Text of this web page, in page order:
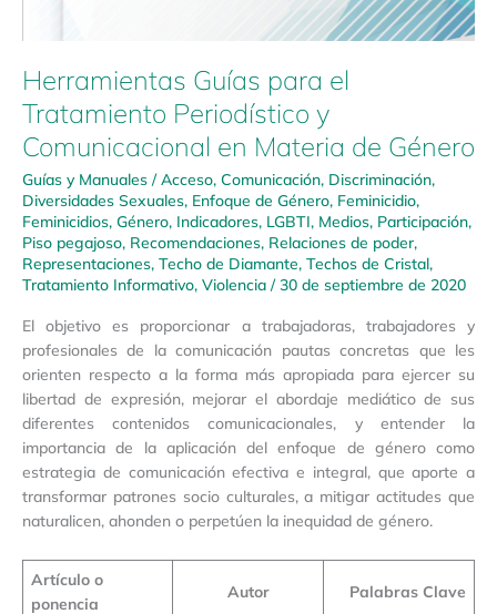
Herramientas Guías para el
Tratamiento Periodístico y
Comunicacional en Materia de Género
Guías y Manuales /Acceso, Comunicación, Discriminación,
Diversidades Sexuales, Enfoque de Género, Feminicidio,
Feminicidios, Género, Indicadores, LGBTI, Medios, Participación,
Piso pegajoso, Recomendaciones, Relaciones de poder,
Representaciones, Techo de Diamante, Techos de Cristal,
Tratamiento Informativo, Violencia /30 de septiembre de 2020
El objetivo es proporcionar a trabajadoras, trabajadores y
profesionales de la comunicación pautas concretas que les
orienten respecto a la forma más apropiada para ejercer su
libertad de expresión, mejorar el abordaje mediático de sus
diferentes contenidos comunicacionales, y entender la
importancia de la aplicación del enfoque de género como
estrategia de comunicación efectiva e integral, que aporte a
transformar patrones socio culturales, a mitigar actitudes que
naturalicen, ahonden o perpetúen la inequidad de género.
Artículo o
ponencia
Autor Palabras Clave